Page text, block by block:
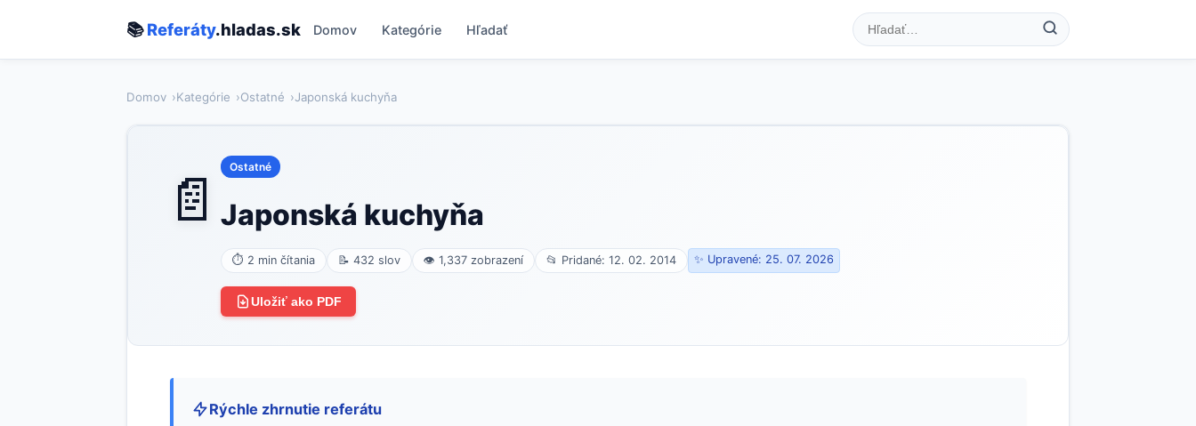
📚Referáty.hladas.sk Domov Kategórie Hľadať
Domov Kategórie Ostatné Japonská kuchyňa
📄 Ostatné
Japonská kuchyňa
⏱ 2 min čítania 📝 432 slov 👁 1,337 zobrazení 📂 Pridané: 12. 02. 2014 ✨ Upravené: 25. 07. 2026
Uložiť ako PDF
Rýchle zhrnutie referátu